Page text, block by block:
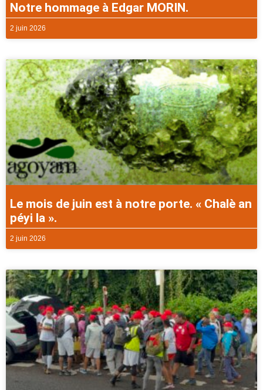
Notre hommage à Edgar MORIN.
2 juin 2026
Le mois de juin est à notre porte. « Chalè an
péyi la ».
2 juin 2026